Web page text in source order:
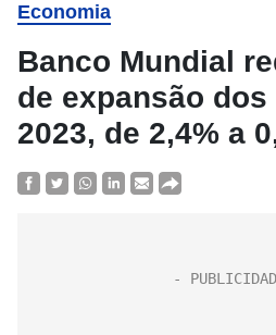
Economia
Banco Mundial
de expansão dos
2023, de 2,4% a